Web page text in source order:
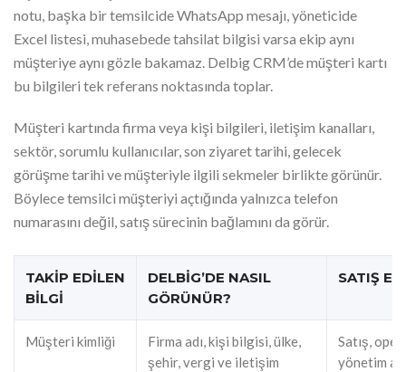
notu, başka bir temsilcide WhatsApp mesajı, yöneticide
Excel listesi, muhasebede tahsilat bilgisi varsa ekip aynı
müşteriye aynı gözle bakamaz. Delbig CRM’de müşteri kartı
bu bilgileri tek referans noktasında toplar.
Müşteri kartında firma veya kişi bilgileri, iletişim kanalları,
sektör, sorumlu kullanıcılar, son ziyaret tarihi, gelecek
görüşme tarihi ve müşteriyle ilgili sekmeler birlikte görünür.
Böylece temsilci müşteriyi açtığında yalnızca telefon
numarasını değil, satış sürecinin bağlamını da görür.
TAKIP EDILEN
BILGI
DELBIG’DE NASIL
GÖRÜNÜR?
SATIŞ
Müşteri kimliği
Firma adı, kişi bilgisi, ülke,
şehir, vergi ve iletişim
Satış,
yönetim